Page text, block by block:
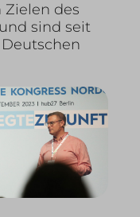
des
sind seit